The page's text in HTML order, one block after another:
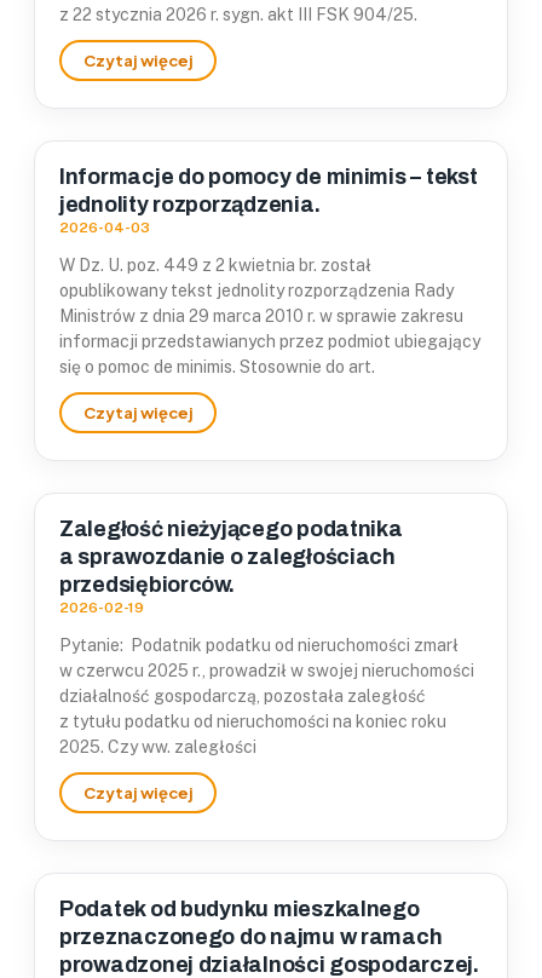
z 22 stycznia 2026 r. sygn. akt III FSK 904/25.
Informacje do pomocy de minimis – tekst
jednolity rozporządzenia.
2026-04-03
W Dz. U. poz. 449 z 2 kwietnia br. został
opublikowany tekst jednolity rozporządzenia Rady
Ministrów z dnia 29 marca 2010 r. w sprawie zakresu
informacji przedstawianych przez podmiot ubiegający
się o pomoc de minimis. Stosownie do art.
Zaległość nieżyjącego podatnika
a sprawozdanie o zaległościach
przedsiębiorców.
2026-02-19
Pytanie: Podatnik podatku od nieruchomości zmarł
w czerwcu 2025 r., prowadził w swojej nieruchomości
działalność gospodarczą, pozostała zaległość
z tytułu podatku od nieruchomości na koniec roku
2025. Czy ww. zaległości
Podatek od budynku mieszkalnego
przeznaczonego do najmu w ramach
prowadzonej działalności gospodarczej.